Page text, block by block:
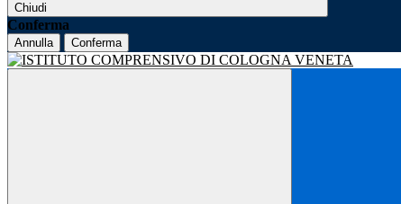
Chiudi
Conferma
Annulla Conferma